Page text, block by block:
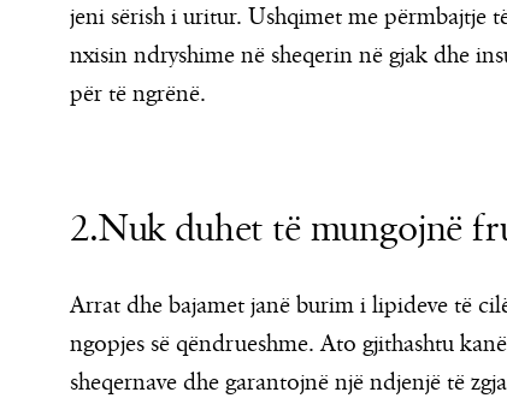
jeni sërish i uritur. Ushqimet me përmbajtje
nxisin ndryshime në sheqerin në gjak dhe
për të ngrënë.
2.Nuk duhet të mungojnë
Arrat dhe bajamet janë burim i lipideve të
ngopjes së qëndrueshme. Ato gjithashtu
sheqernave dhe garantojnë një ndjenjë të